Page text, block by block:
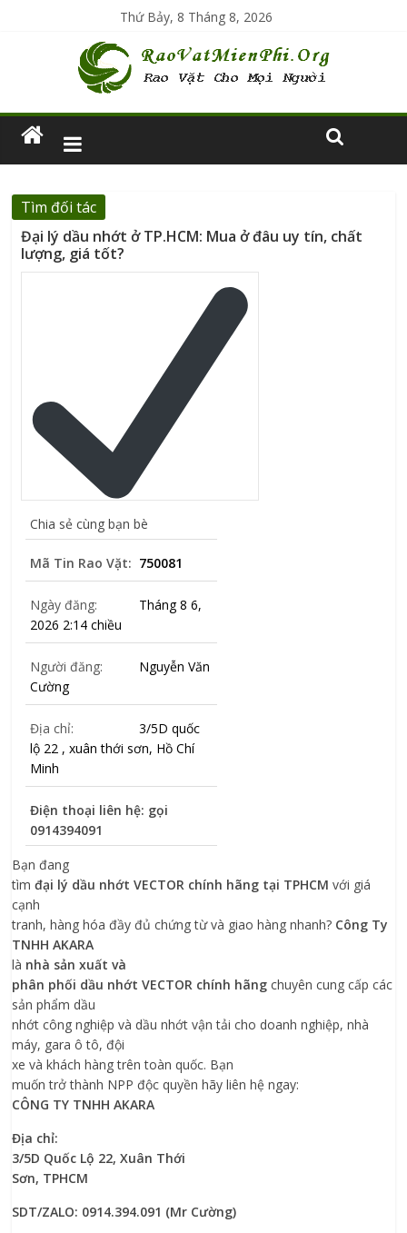
Thứ Bảy, 8 Tháng 8, 2026
Tìm đối tác
Đại lý dầu nhớt ở TP.HCM: Mua ở đâu uy tín, chất
lượng, giá tốt?
Chia sẻ cùng bạn bè
Mã Tin Rao Vặt: 750081
Ngày đăng:
Tháng 8 6,
2026 2:14 chiều
Người đăng:
Nguyễn Văn
Cường
Địa chỉ:
3/5D quốc
lộ 22 , xuân thới sơn, Hồ Chí
Minh
Điện thoại liên hệ: gọi
0914394091
Bạn đang
tìmđại lý dầu nhớt VECTOR chính hãng tại TPHCM với giá
cạnh
tranh, hàng hóa đầy đủ chứng từ và giao hàng nhanh? Công Ty
TNHH AKARA
là nhà sản xuất và
phân phối dầu nhớt VECTOR chính hãng chuyên cung cấp các
sản phẩm dầu
nhớt công nghiệp và dầu nhớt vận tải cho doanh nghiệp, nhà
máy, gara ô tô, đội
xe và khách hàng trên toàn quốc. Bạn
muốn trở thành NPP độc quyền hãy liên hệ ngay:
CÔNG TY TNHH AKARA
Địa chỉ:
3/5D Quốc Lộ 22, Xuân Thới
Sơn, TPHCM
SDT/ZALO: 0914.394.091 (Mr Cường)